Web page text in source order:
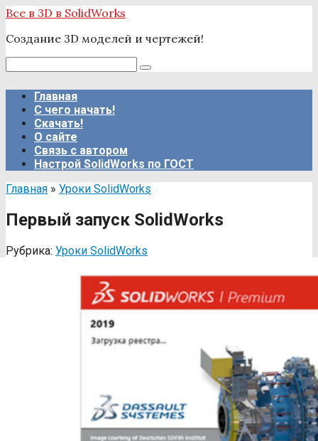
Перейти
контенту
Все в 3D в SolidWorks
Создание 3D моделей и чертежей!
Главная
С чего начать!
Скачать!
О сайте
Связь с автором
Настрой SolidWorks по ГОСТ
Главная » Уроки SolidWorks
Первый запуск SolidWorks
Рубрика: Уроки SolidWorks